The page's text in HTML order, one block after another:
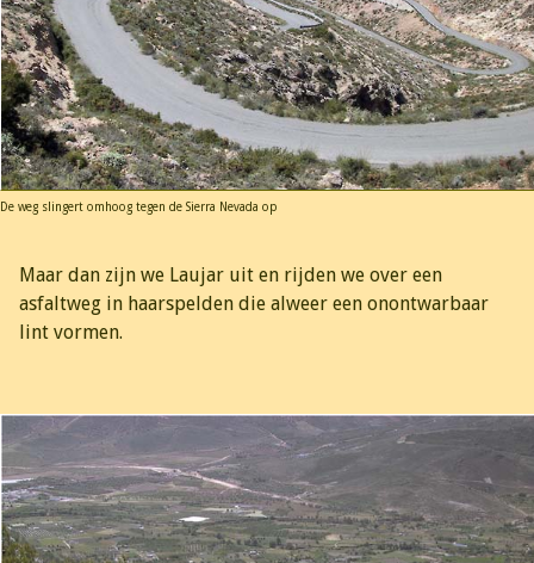
De weg slingert omhoog tegen de Sierra Nevada op
Maar dan zijn we Laujar uit en rijden we over een
asfaltweg in haarspelden die alweer een onontwarbaar
lint vormen.